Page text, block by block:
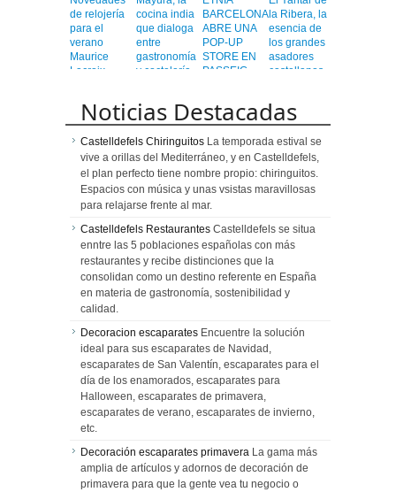
de relojería
para el
verano
Maurice
Lacroix
cocina india
que dialoga
entre
gastronomía
y coctelería
BARCELONA
ABRE UNA
POP-UP
STORE EN
PASSEIG
la Ribera, la
esencia de
los grandes
asadores
castellanos
Barcelona
Noticias Destacadas
Castelldefels Chiringuitos La temporada estival se
vive a orillas del Mediterráneo, y en Castelldefels,
el plan perfecto tiene nombre propio: chiringuitos.
Espacios con música y unas vsistas maravillosas
para relajarse frente al mar.
Castelldefels Restaurantes Castelldefels se situa
enntre las 5 poblaciones españolas con más
restaurantes y recibe distinciones que la
consolidan como un destino referente en España
en materia de gastronomía, sostenibilidad y
calidad.
Decoracion escaparates Encuentre la solución
ideal para sus escaparates de Navidad,
escaparates de San Valentín, escaparates para el
día de los enamorados, escaparates para
Halloween, escaparates de primavera,
escaparates de verano, escaparates de invierno,
etc.
Decoración escaparates primavera La gama más
amplia de artículos y adornos de decoración de
primavera para que la gente vea tu negocio o